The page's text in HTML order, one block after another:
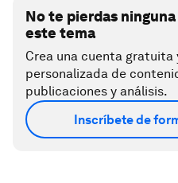
No te pierdas
este tema
Crea una cuenta
personalizada de
publicaciones y análisis.
Inscríbete de